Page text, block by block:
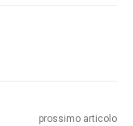
prossimo articolo